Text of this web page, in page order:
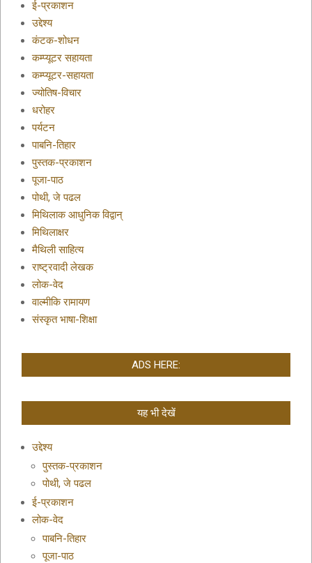
ई-प्रकाशन
उद्देश्य
कंटक-शोधन
कम्प्यूटर सहायता
कम्प्यूटर-सहायता
ज्योतिष-विचार
धरोहर
पर्यटन
पाबनि-तिहार
पुस्तक-प्रकाशन
पूजा-पाठ
पोथी, जे पढल
मिथिलाक आधुनिक विद्वान्
मिथिलाक्षर
मैथिली साहित्य
राष्ट्रवादी लेखक
लोक-वेद
वाल्मीकि रामायण
संस्कृत भाषा-शिक्षा
ADS HERE:
यह भी देखें
उद्देश्य
पुस्तक-प्रकाशन
पोथी, जे पढल
ई-प्रकाशन
लोक-वेद
पाबनि-तिहार
पूजा-पाठ